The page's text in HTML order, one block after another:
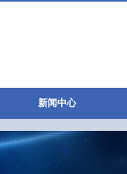
新闻中心